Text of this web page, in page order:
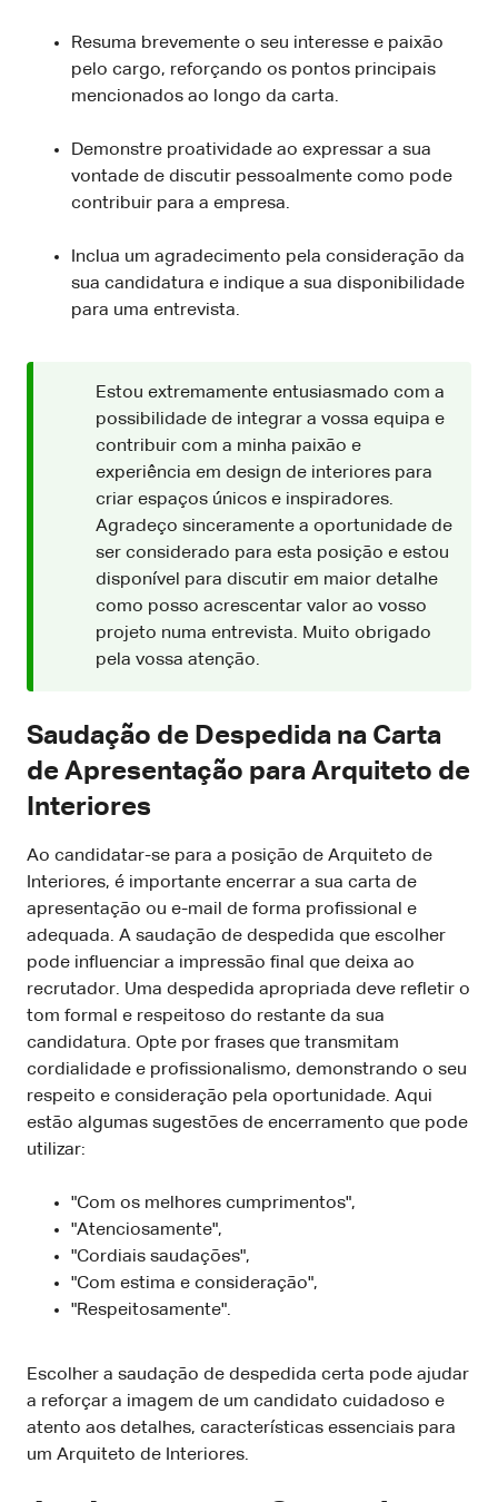
Resuma brevemente o seu interesse e paixão
pelo cargo, reforçando os pontos principais
mencionados ao longo da carta.
Demonstre proatividade ao expressar a sua
vontade de discutir pessoalmente como pode
contribuir para a empresa.
Inclua um agradecimento pela consideração da
sua candidatura e indique a sua disponibilidade
para uma entrevista.
Estou extremamente entusiasmado com a
possibilidade de integrar a vossa equipa e
contribuir com a minha paixão e
experiência em design de interiores para
criar espaços únicos e inspiradores.
Agradeço sinceramente a oportunidade de
ser considerado para esta posição e estou
disponível para discutir em maior detalhe
como posso acrescentar valor ao vosso
projeto numa entrevista. Muito obrigado
pela vossa atenção.
Saudação de Despedida na Carta
de Apresentação para Arquiteto de
Interiores
Ao candidatar-se para a posição de Arquiteto de
Interiores, é importante encerrar a sua carta de
apresentação ou e-mail de forma profissional e
adequada. A saudação de despedida que escolher
pode influenciar a impressão final que deixa ao
recrutador. Uma despedida apropriada deve refletir o
tom formal e respeitoso do restante da sua
candidatura. Opte por frases que transmitam
cordialidade e profissionalismo, demonstrando o seu
respeito e consideração pela oportunidade. Aqui
estão algumas sugestões de encerramento que pode
utilizar:
"Com os melhores cumprimentos",
"Atenciosamente",
"Cordiais saudações",
"Com estima e consideração",
"Respeitosamente".
Escolher a saudação de despedida certa pode ajudar
a reforçar a imagem de um candidato cuidadoso e
atento aos detalhes, características essenciais para
um Arquiteto de Interiores.